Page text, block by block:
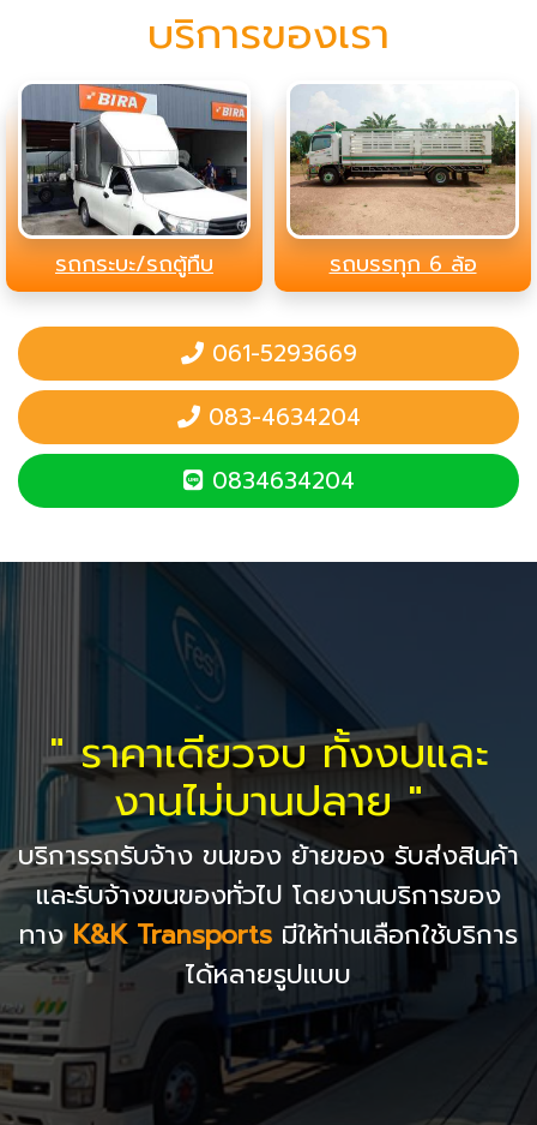
บริการของเรา
รถกระบะ/รถตู้ทืบ รถบรรทุก 6 ล้อ
061-5293669
083-4634204
0834634204
" ราคาเดียวจบ ทั้งงบและ
งานไม่บานปลาย "
บริการรถรับจ้าง ขนของ ย้ายของ รับส่งสินค้า
และรับจ้างขนของทั่วไป โดยงานบริการของ
ทางK&K Transports มีให้ท่านเลือกใช้บริการ
ได้หลายรูปแบบ